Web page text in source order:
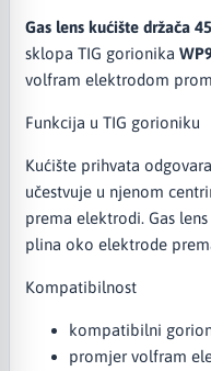
Gas lens kućište držača
sklopa TIG gorionika
volfram elektrodom
Funkcija u TIG gorioniku
Kućište prihvata
učestvuje u njenom
prema elektrodi. Gas
plina oko elektrode
Kompatibilnost
kompatibilni
promjer volfram